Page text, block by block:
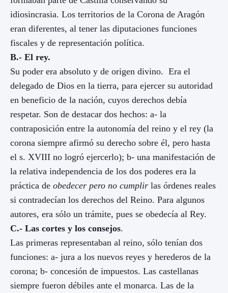
idiosincrasia. Los territorios de la Corona de Aragón
eran diferentes, al tener las diputaciones funciones
fiscales y de representación política.
B.- El rey.
Su poder era absoluto y de origen divino. Era el
delegado de Dios en la tierra, para ejercer su autoridad
en beneficio de la nación, cuyos derechos debía
respetar. Son de destacar dos hechos: a- la
contraposición entre la autonomía del reino y el rey (la
corona siempre afirmó su derecho sobre él, pero hasta
el s. XVIII no logró ejercerlo); b- una manifestación de
la relativa independencia de los dos poderes era la
práctica de obedecer pero no cumplir las órdenes reales
si contradecían los derechos del Reino. Para algunos
autores, era sólo un trámite, pues se obedecía al Rey.
C.- Las cortes y los consejos.
Las primeras representaban al reino, sólo tenían dos
funciones: a- jura a los nuevos reyes y herederos de la
corona; b- concesión de impuestos. Las castellanas
siempre fueron débiles ante el monarca. Las de la